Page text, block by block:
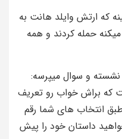
که ارتش وایلد هانت به
حمله کردند و همه
نشسته و سوال میپرسه:
که براش خواب رو تعریف
طبق انتخاب های شما رقم
داستان خود را پیش